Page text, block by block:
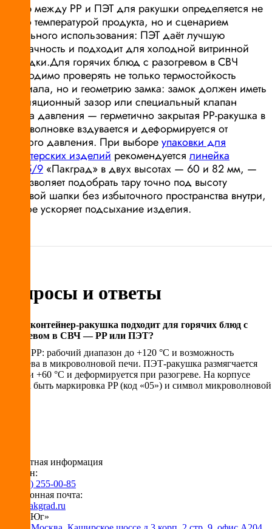
Выбор между PP и ПЭТ для ракушки определяется не
только температурой продукта, но и сценарием
финального использования: ПЭТ даёт лучшую
прозрачность и подходит для холодной витринной
выкладки.Для горячих блюд с разогревом в СВЧ
необходимо проверять не только термостойкость
материала, но и геометрию замка: замок должен иметь
вентиляционный зазор или специальный клапан
сброса давления — герметично закрытая PP-ракушка в
микроволновке вздувается и деформируется от
парового давления. При выбореупаковки для
кондитерских изделий рекомендуется линейка
ТР-235/9«Пакград» в двух высотах — 60 и 82 мм, —
что позволяет подобрать тару точно под высоту
кремовой шапки без избыточного пространства внутри,
которое ускоряет подсыхание изделия.
Вопросы и ответы
Какой контейнер-ракушка подходит для горячих блюд с
разогревом в СВЧ — PP или ПЭТ?
Только PP: рабочий диапазон до +120 °C и возможность
разогрева в микроволновой печи. ПЭТ-ракушка размягчается
уже при +60 °C и деформируется при разогреве. На корпусе
должна быть маркировка PP (код «05») и символ микроволновой
Контактная информация
Телефон:
+7 (495) 255-00-85
Электронная почта:
info@pakgrad.ru
Офис «Юг»